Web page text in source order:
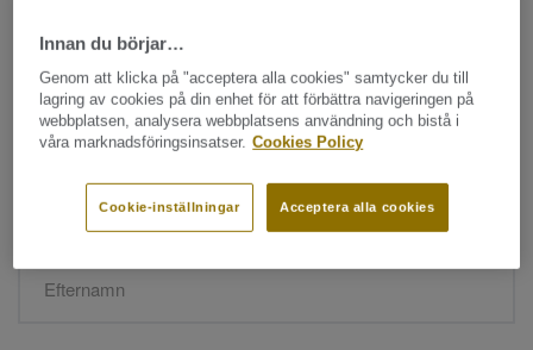
Namn*
Efternamn*
Innan du börjar…
Genom att klicka på "acceptera alla cookies" samtycker du till
lagring av cookies på din enhet för att förbättra navigeringen på
webbplatsen, analysera webbplatsens användning och bistå i
våra marknadsföringsinsatser. Cookies Policy
Acceptera alla cookies
Cookie-inställningar